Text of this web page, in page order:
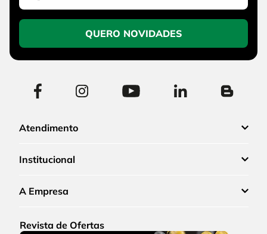
QUERO NOVIDADES
Atendimento
Institucional
A Empresa
Revista de Ofertas